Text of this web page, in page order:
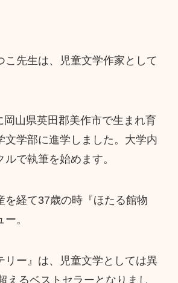
こ先生は、児童文学作家として
岡山県英田郡美作市で生まれ育
文学部に進学しました。大学内
で執筆を始めます。
を経て37歳の時『ほたる館物
。
リー』は、児童文学としては異
えるベストセラーとなりまし